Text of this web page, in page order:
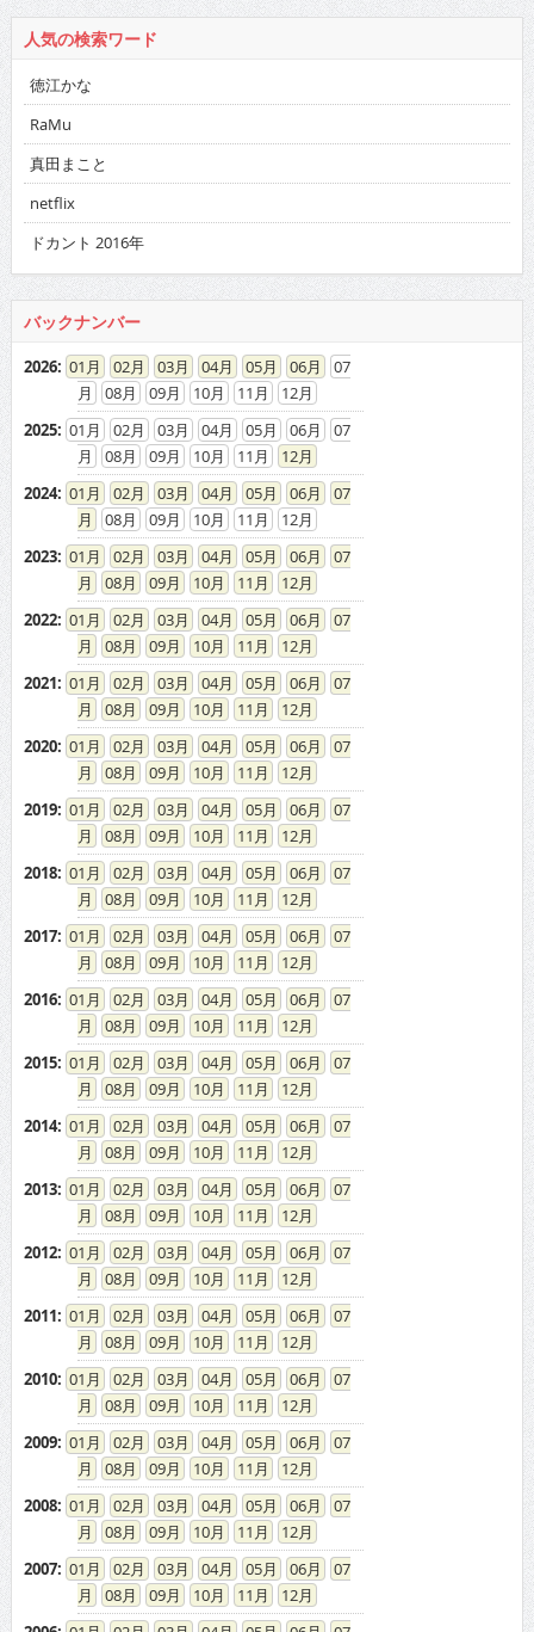
人気の検索ワード
徳江かな
RaMu
真田まこと
netflix
ドカント 2016年
バックナンバー
2026: 01 02 03 04 05 06
07
08
09 10 11
12
2025: 01 02 03 04 05 06
07
08
09 10 11
12
2024: 01 02 03 04 05 06
07
08
09 10 11
12
2023: 01 02 03 04 05 06
07
08
09 10 11
12
2022: 01 02 03 04 05 06
07
08
09 10 11
12
2021: 01 02 03 04 05 06
07
08
09 10 11
12
2020: 01 02 03 04 05 06
07
08
09 10 11
12
2019: 01 02 03 04 05 06
07
08
09 10 11
12
2018: 01 02 03 04 05 06
07
08
09 10 11
12
2017: 01 02 03 04 05 06
07
08
09 10 11
12
2016: 01 02 03 04 05 06
07
08
09 10 11
12
2015: 01 02 03 04 05 06
07
08
09 10 11
12
2014: 01 02 03 04 05 06
07
08
09 10 11
12
2013: 01 02 03 04 05 06
07
08
09 10 11
12
2012: 01 02 03 04 05 06
07
08
09 10 11
12
2011: 01 02 03 04 05 06
07
08
09 10 11
12
2010: 01 02 03 04 05 06
07
08
09 10 11
12
2009: 01 02 03 04 05 06
07
08
09 10 11
12
2008: 01 02 03 04 05 06
07
08
09 10 11
12
2007: 01 02 03 04 05 06
07
08
09 10 11
12